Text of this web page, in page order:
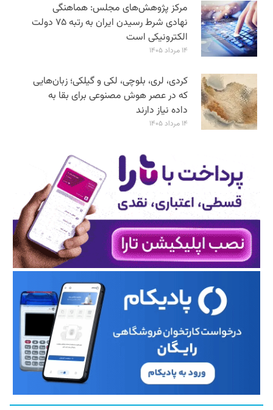
مرکز پژوهش‌های مجلس: هماهنگی
نهادی شرط رسیدن ایران به رتبه ۷۵ دولت
الکترونیکی است
۱۴ مرداد ۱۴۰۵
کردی، لری، بلوچی، لکی و گیلکی؛ زبان‌هایی
که در عصر هوش مصنوعی برای بقا به
داده نیاز دارند
۱۴ مرداد ۱۴۰۵